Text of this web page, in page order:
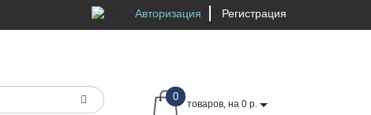
Авторизация Регистрация
0
товаров, на 0 р.